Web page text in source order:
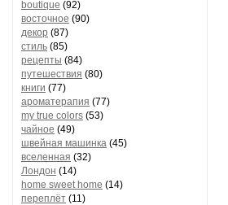
boutique (92)
восточное (90)
декор (87)
стиль (85)
рецепты (84)
путешествия (80)
книги (77)
ароматерапия (77)
my true colors (53)
чайное (49)
швейная машинка (45)
вселенная (32)
Лондон (14)
home sweet home (14)
переплёт (11)